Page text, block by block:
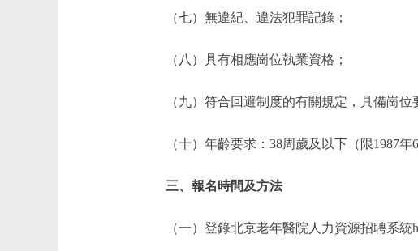
（七）無違紀、違法犯罪記錄；
（八）具有相應崗位執業資格；
（九）符合回避制度的有關規定，具備崗位
（十）年齡要求：38周歲及以下（限1987年6
三、報名時間及方法
（一）登錄北京老年醫院人力資源招聘系統